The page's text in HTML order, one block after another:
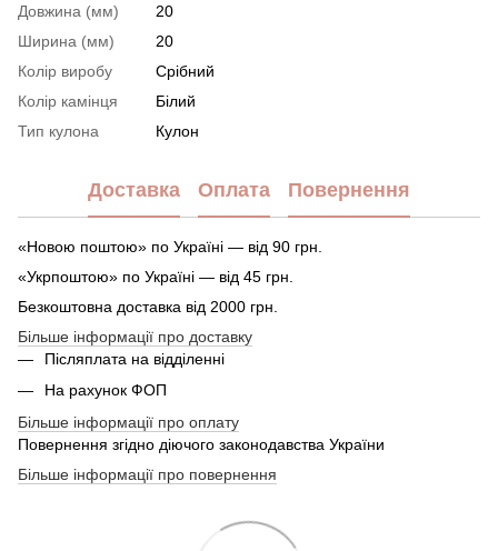
Довжина (мм)
20
Ширина (мм)
20
Колір виробу
Срібний
Колір камінця
Білий
Тип кулона
Кулон
Доставка Оплата Повернення
«Новою поштою» по Україні — від 90 грн.
«Укрпоштою» по Україні — від 45 грн.
Безкоштовна доставка від 2000 грн.
Більше інформації про доставку
Післяплата на відділенні
На рахунок ФОП
Більше інформації про оплату
Повернення згідно діючого законодавства України
Більше інформації про повернення